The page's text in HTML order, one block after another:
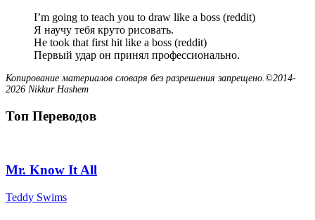
I’m going to teach you to draw like a boss (reddit)
Я научу тебя круто рисовать.
He took that first hit like a boss (reddit)
Первый удар он принял профессионально.
Копирование материалов словаря без разрешения запрещено.©2014-
2026 Nikkur Hashem
Топ Переводов
Mr. Know It All
Teddy Swims